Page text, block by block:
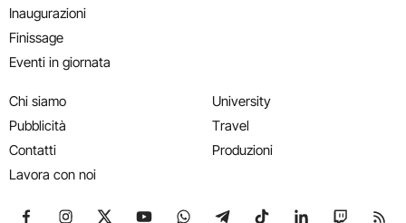
Inaugurazioni
Finissage
Eventi in giornata
Chi siamo
Pubblicità
Contatti
Lavora con noi
University
Travel
Produzioni
Seguici su Facebook
Seguici su Instagram
Seguici su X
Seguici su YouTube
Seguici su WhatsApp
Seguici su Telegram
Seguici su TikTok
Seguici su
Seguici